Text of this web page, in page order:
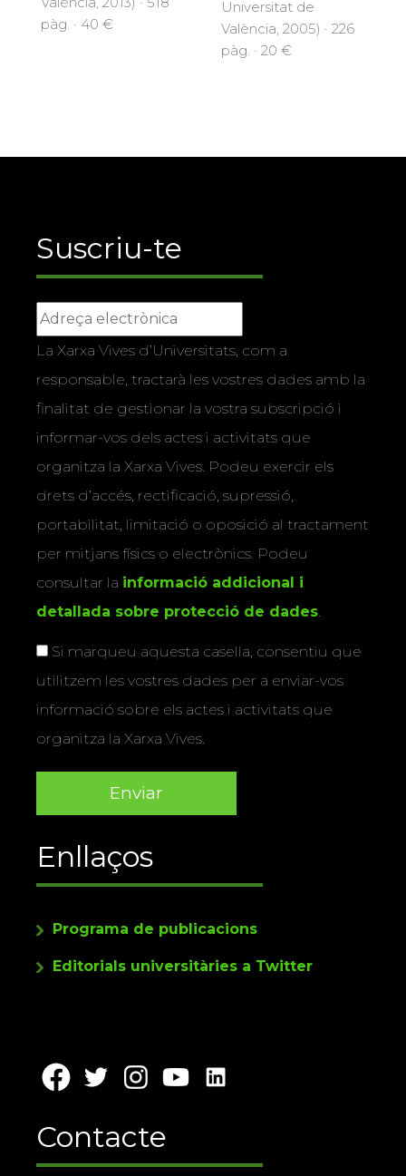
pàg. · 40 €
Universitat de
València, 2005) · 226
pàg. · 20 €
Suscriu-te
La Xarxa Vives d’Universitats, com a
responsable, tractarà les vostres dades amb la
finalitat de gestionar la vostra subscripció i
informar-vos dels actes i activitats que
organitza la Xarxa Vives. Podeu exercir els
drets d’accés, rectificació, supressió,
portabilitat, limitació o oposició al tractament
per mitjans físics o electrònics. Podeu
consultar la informació addicional i
detallada sobre protecció de dades.
Si marqueu aquesta casella, consentiu que
utilitzem les vostres dades per a enviar-vos
informació sobre els actes i activitats que
organitza la Xarxa Vives.
Enllaços
Programa de publicacions
Editorials universitàries a Twitter
Contacte